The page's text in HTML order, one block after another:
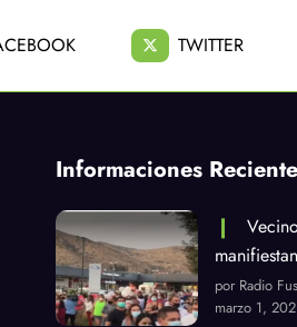
TWITTER
Informaciones
por Radio
marzo 1,